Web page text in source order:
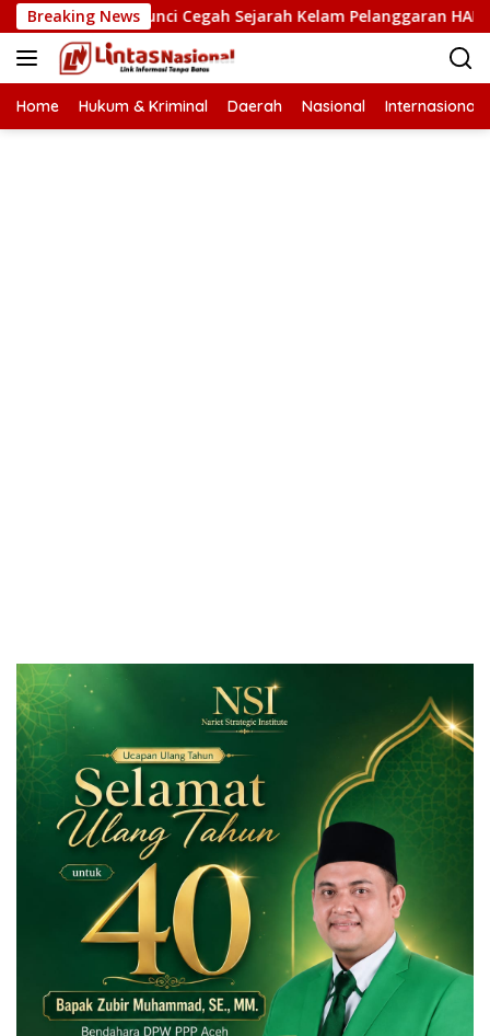
Langsung
ke
konten
Breaking News
Kunci Cegah Sejarah Kelam Pelanggaran HAM Terulang
Home Hukum & Kriminal Daerah Nasional Internasional